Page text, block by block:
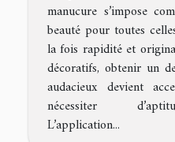
manucure s’impose
beauté pour toutes
la fois rapidité et
décoratifs, obtenir un
audacieux devient
nécessiter
L’application...